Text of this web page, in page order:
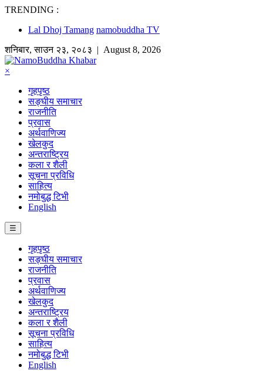
TRENDING :
Lal Dhoj Tamang namobuddha TV
शनिबार,साउन २३, २०८३ | August 8, 2026
×
गृहपृष्ठ
सङ्घीय समाचार
राजनीति
प्रवास
अर्थवाणिज्य
खेलकुद
अन्तराष्ट्रिय
कला र शैली
सूचना प्रविधि
साहित्य
नमोबुद्ध टिभी
English
☰
गृहपृष्ठ
सङ्घीय समाचार
राजनीति
प्रवास
अर्थवाणिज्य
खेलकुद
अन्तराष्ट्रिय
कला र शैली
सूचना प्रविधि
साहित्य
नमोबुद्ध टिभी
English